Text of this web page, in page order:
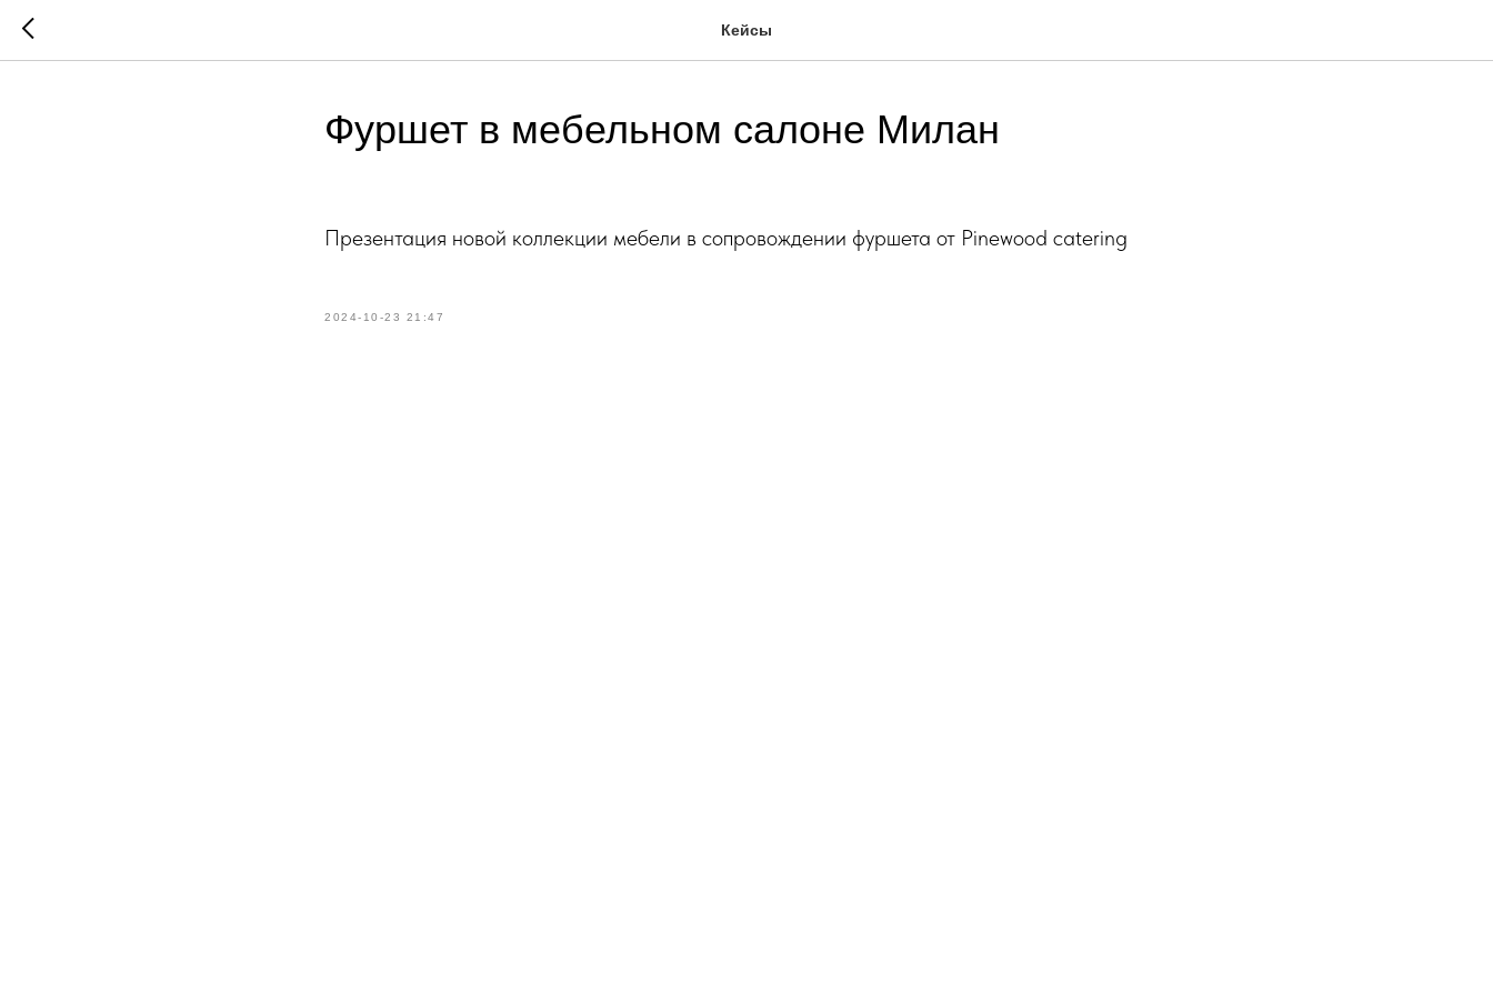
Кейсы
Фуршет в мебельном салоне Милан
Презентация новой коллекции мебели в сопровождении фуршета от Pinewood catering
2024-10-23 21:47